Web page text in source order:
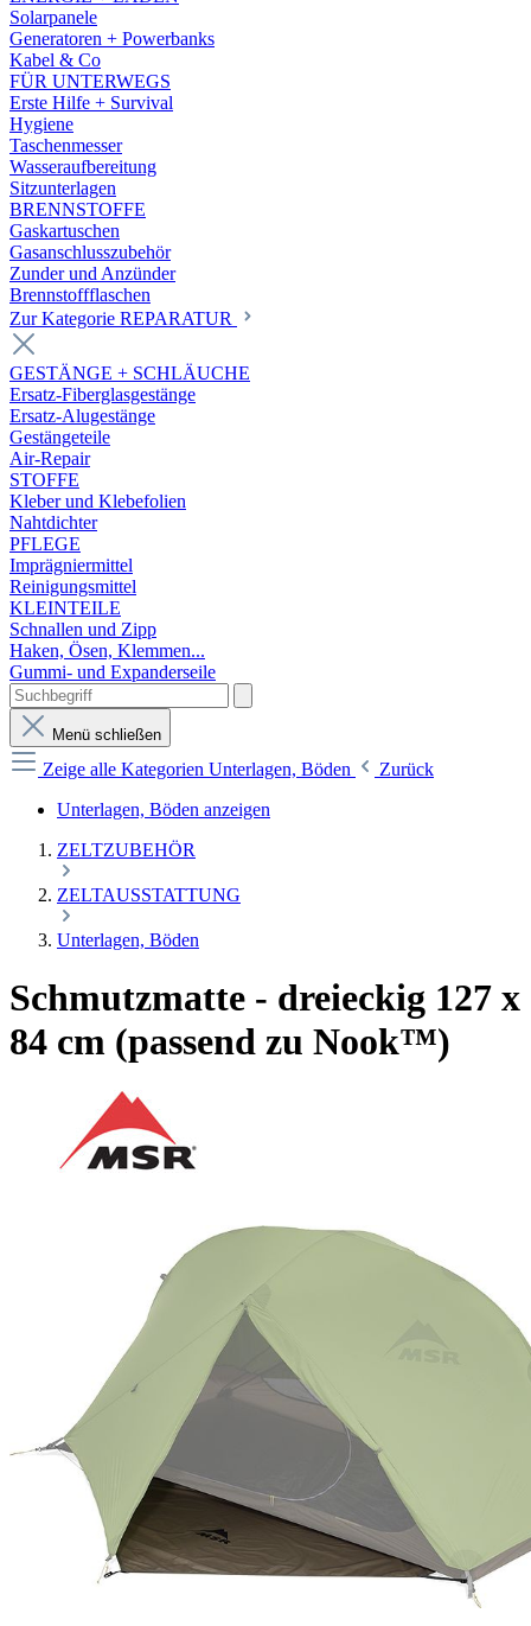
Solarpanele
Generatoren + Powerbanks
Kabel & Co
FÜR UNTERWEGS
Erste Hilfe + Survival
Hygiene
Taschenmesser
Wasseraufbereitung
Sitzunterlagen
BRENNSTOFFE
Gaskartuschen
Gasanschlusszubehör
Zunder und Anzünder
Brennstoffflaschen
Zur Kategorie REPARATUR
GESTÄNGE + SCHLÄUCHE
Ersatz-Fiberglasgestänge
Ersatz-Alugestänge
Gestängeteile
Air-Repair
STOFFE
Kleber und Klebefolien
Nahtdichter
PFLEGE
Imprägniermittel
Reinigungsmittel
KLEINTEILE
Schnallen und Zipp
Haken, Ösen, Klemmen...
Gummi- und Expanderseile
Menü schließen
Zeige alle Kategorien Unterlagen, Böden
Zurück
Unterlagen, Böden anzeigen
ZELTZUBEHÖR
ZELTAUSSTATTUNG
Unterlagen, Böden
Schmutzmatte - dreieckig 127 x
84 cm (passend zu Nook™)